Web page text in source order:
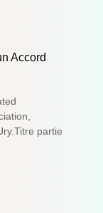
Accord
partie